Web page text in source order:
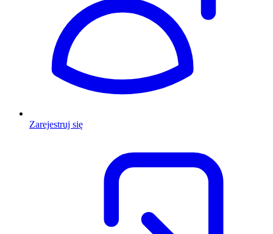
Zarejestruj się